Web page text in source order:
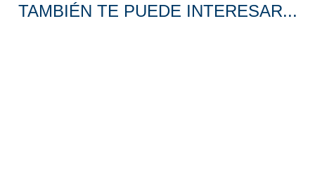
TAMBIÉN TE PUEDE INTERESAR...